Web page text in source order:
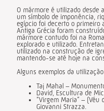
O mármore é utilizado desde
um símbolo de imponência,
egípcio foi decerto o primeiro
Antiga Grécia foram
mármore contudo foi na
explorado e utilizado.
utilizado na construção de
mantendo-se até hoje na
Alguns exemplos da
Taj Mahal –
David, Escultura de
“Virgem Maria” –
Giovanni Strazza.